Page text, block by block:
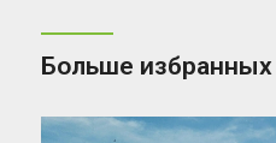
Больше